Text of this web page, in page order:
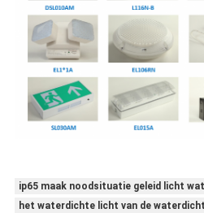
ip65 maak noodsituatie geleid licht
het waterdichte licht van de